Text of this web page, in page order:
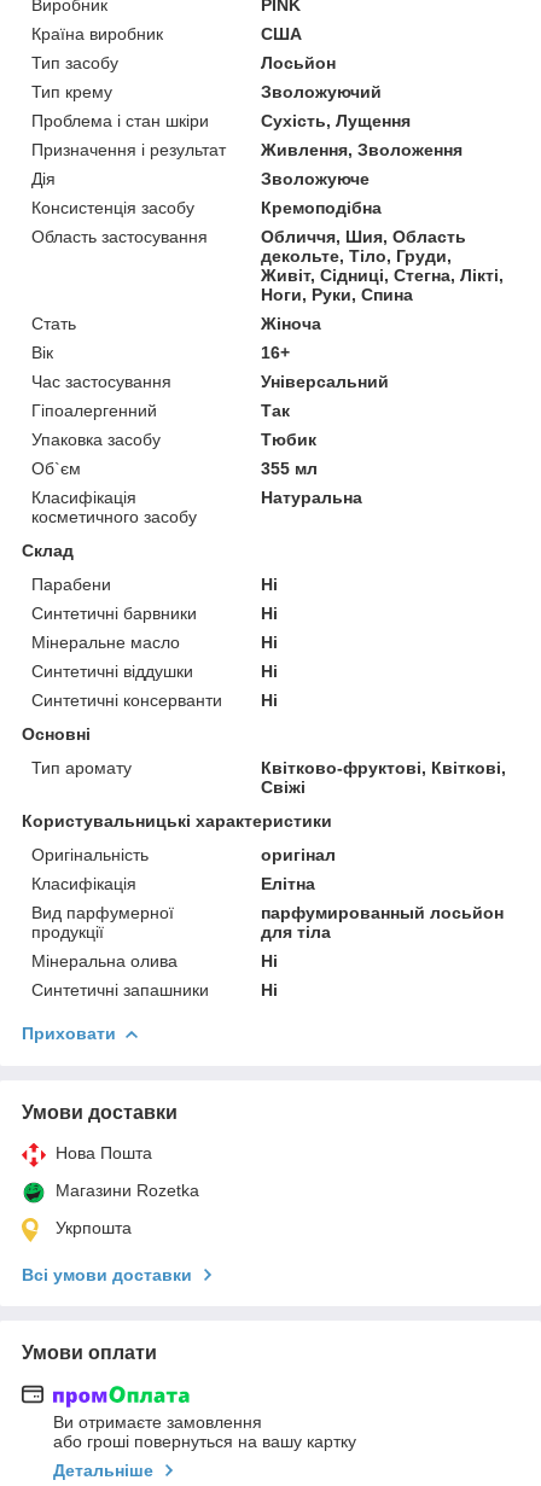
Виробник
PINK
Країна виробник
США
Тип засобу
Лосьйон
Тип крему
Зволожуючий
Проблема і стан шкіри
Сухість, Лущення
Призначення і результат
Живлення, Зволоження
Дія
Зволожуюче
Консистенція засобу
Кремоподібна
Область застосування
Обличчя, Шия, Область
декольте, Тіло, Груди,
Живіт, Сідниці, Стегна, Лікті,
Ноги, Руки, Спина
Стать
Жіноча
Вік
16+
Час застосування
Універсальний
Гіпоалергенний
Так
Упаковка засобу
Тюбик
Об`єм
355 мл
Класифікація
косметичного засобу
Натуральна
Склад
Парабени
Ні
Синтетичні барвники
Ні
Мінеральне масло
Ні
Синтетичні віддушки
Ні
Синтетичні консерванти
Ні
Основні
Тип аромату
Квітково-фруктові, Квіткові,
Свіжі
Користувальницькі характеристики
Оригінальність
оригінал
Класифікація
Елітна
Вид парфумерної
продукції
парфумированный лосьйон
для тіла
Мінеральна олива
Ні
Синтетичні запашники
Ні
Приховати
Умови доставки
Нова Пошта
Магазини Rozetka
Укрпошта
Всі умови доставки
Умови оплати
Ви отримаєте замовлення
або гроші повернуться на вашу картку
Детальніше